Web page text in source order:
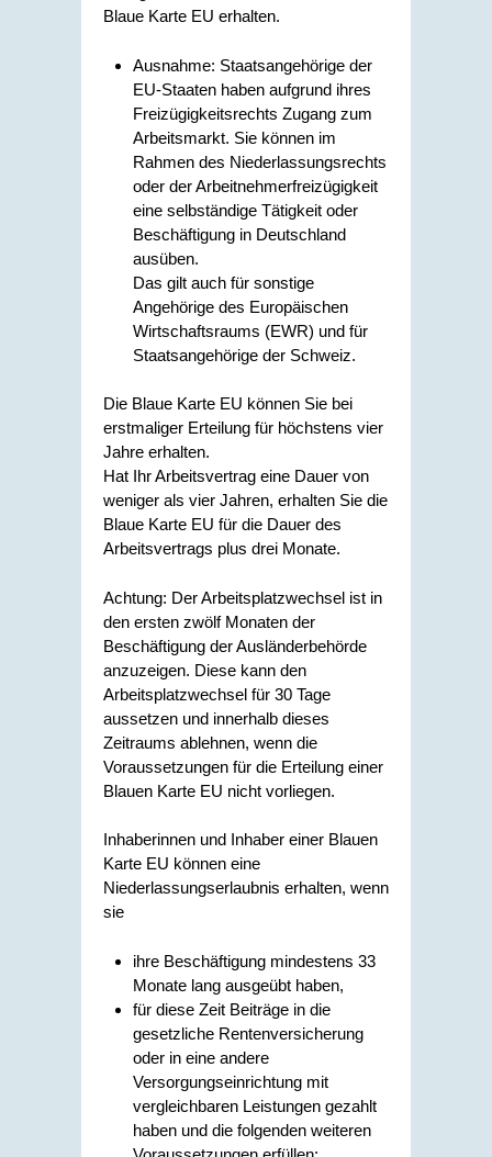
Blaue Karte EU erhalten.
Ausnahme: Staatsangehörige der
EU-Staaten haben aufgrund ihres
Freizügigkeitsrechts Zugang zum
Arbeitsmarkt. Sie können im
Rahmen des Niederlassungsrechts
oder der Arbeitnehmerfreizügigkeit
eine selbständige Tätigkeit oder
Beschäftigung in Deutschland
ausüben.
Das gilt auch für sonstige
Angehörige des Europäischen
Wirtschaftsraums (EWR) und für
Staatsangehörige der Schweiz.
Die Blaue Karte EU können Sie bei
erstmaliger Erteilung für höchstens vier
Jahre erhalten.
Hat Ihr Arbeitsvertrag eine Dauer von
weniger als vier Jahren, erhalten Sie die
Blaue Karte EU für die Dauer des
Arbeitsvertrags plus drei Monate.
Achtung: Der Arbeitsplatzwechsel ist in
den ersten zwölf Monaten der
Beschäftigung der Ausländerbehörde
anzuzeigen. Diese kann den
Arbeitsplatzwechsel für 30 Tage
aussetzen und innerhalb dieses
Zeitraums ablehnen, wenn die
Voraussetzungen für die Erteilung einer
Blauen Karte EU nicht vorliegen.
Inhaberinnen und Inhaber einer Blauen
Karte EU können eine
Niederlassungserlaubnis erhalten, wenn
sie
ihre Beschäftigung mindestens 33
Monate lang ausgeübt haben,
für diese Zeit Beiträge in die
gesetzliche Rentenversicherung
oder in eine andere
Versorgungseinrichtung mit
vergleichbaren Leistungen gezahlt
haben und die folgenden weiteren